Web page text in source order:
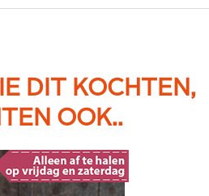
DIT KOCHTEN,
OOK..